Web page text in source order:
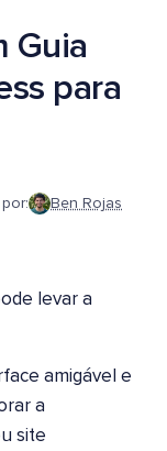
Guia
para
Ben Rojas
levar a
amigável e
a
site